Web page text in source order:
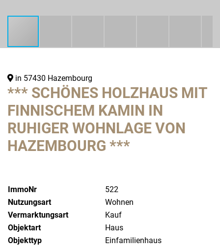
in 57430 Hazembourg
*** SCHÖNES HOLZHAUS MIT
FINNISCHEM KAMIN IN
RUHIGER WOHNLAGE VON
HAZEMBOURG ***
ImmoNr
522
Nutzungsart
Wohnen
Vermarktungsart
Kauf
Objektart
Haus
Objekttyp
Einfamilienhaus